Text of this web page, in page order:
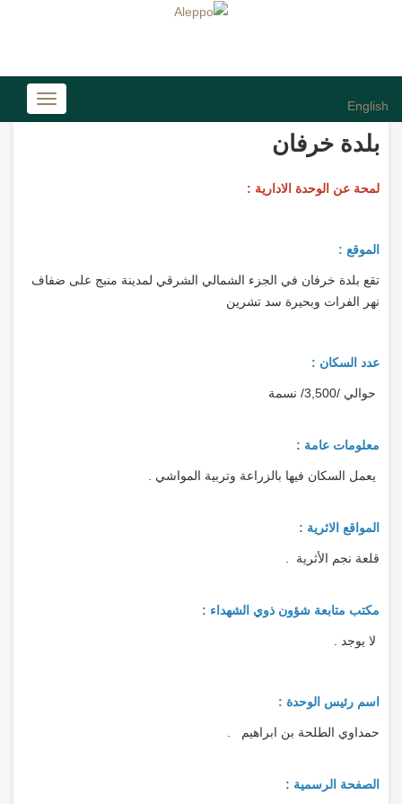
English
Toggle
بلدة خرفان
لمحة عن الوحدة الادارية :
الموقع :
تقع بلدة خرفان في الجزء الشمالي الشرقي لمدينة منبج على ضفاف
نهر الفرات وبحيرة سد تشرين
عدد السكان :
حوالي /3,500/ نسمة
معلومات عامة :
يعمل السكان فيها بالزراعة وتربية المواشي .
المواقع الاثرية :
قلعة نجم الأثرية .
مكتب متابعة شؤون ذوي الشهداء :
لا يوجد .
اسم رئيس الوحدة :
حمداوي الطلحة بن ابراهيم .
الصفحة الرسمية :